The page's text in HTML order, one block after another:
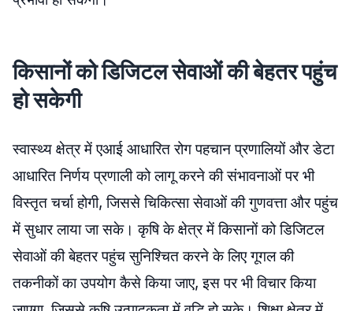
किसानों को डिजिटल सेवाओं की बेहतर पहुंच
हो सकेगी
स्वास्थ्य क्षेत्र में एआई आधारित रोग पहचान प्रणालियों और डेटा
आधारित निर्णय प्रणाली को लागू करने की संभावनाओं पर भी
विस्तृत चर्चा होगी, जिससे चिकित्सा सेवाओं की गुणवत्ता और पहुंच
में सुधार लाया जा सके। कृषि के क्षेत्र में किसानों को डिजिटल
सेवाओं की बेहतर पहुंच सुनिश्चित करने के लिए गूगल की
तकनीकों का उपयोग कैसे किया जाए, इस पर भी विचार किया